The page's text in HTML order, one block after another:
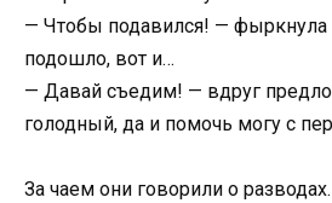
— Чтобы подавился! — фыркнула
подошло, вот и…
— Давай съедим! — вдруг
голодный, да и помочь могу с
За чаем они говорили о